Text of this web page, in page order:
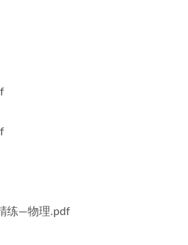
练—物理.pdf